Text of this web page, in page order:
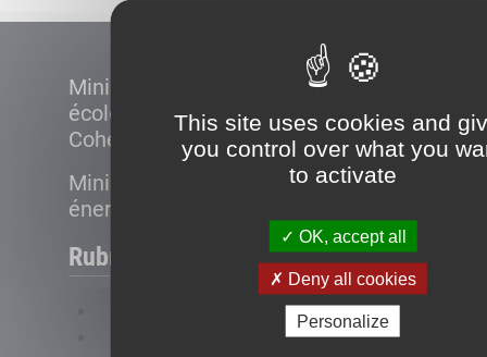
This site uses cookies and
you control over what you
to activate
OK, accept all
Deny all cookies
Personalize
Ministère de la Transition
écologique et de la
Cohésion des territoires
Ministère de la Transition
énergétique
Rubriques